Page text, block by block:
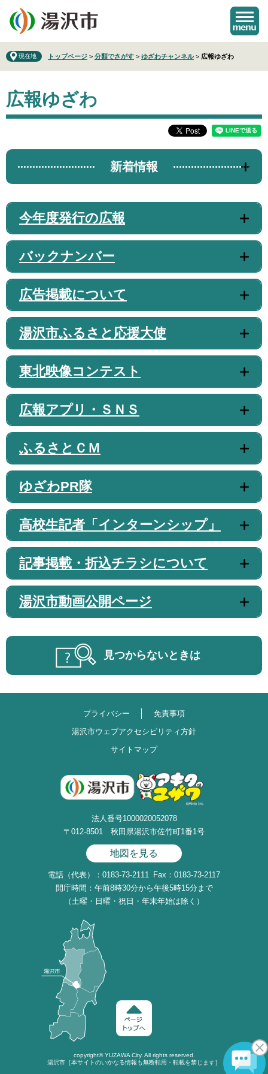
の
先
頭
。
ー
を
飛
て
本
現在地 トップページ > 分類でさがす > ゆざわチャンネル > 広報ゆざわ
文
広報ゆざわ
新着情報
今年度発行の広報
バックナンバー
広告掲載について
湯沢市ふるさと応援大使
東北映像コンテスト
広報アプリ・ＳＮＳ
ふるさとＣＭ
ゆざわPR隊
高校生記者「インターンシップ」
記事掲載・折込チラシについて
湯沢市動画公開ページ
見つからないときは
プライバシー
免責事項
湯沢市ウェブアクセシビリティ方針
サイトマップ
法人番号1000020052078
〒012-8501 秋田県湯沢市佐竹町1番1号
地図を見る
電話（代表）：0183-73-2111 Fax：0183-73-2117
開庁時間：午前8時30分から午後5時15分まで
（土曜・日曜・祝日・年末年始は除く）
copyright©YUZAWACity. All rights reserved.
湯沢市［本サイトのいかなる情報も無断転用・転載を禁じます］